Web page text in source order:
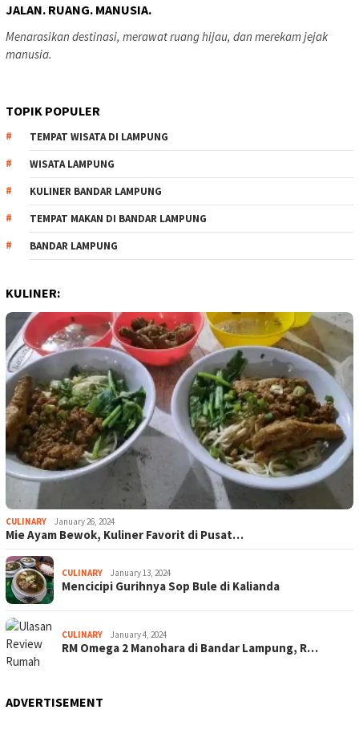
JALAN. RUANG. MANUSIA.
Menarasikan destinasi, merawat ruang hijau, dan merekam jejak
manusia.
TOPIK POPULER
TEMPAT WISATA DI LAMPUNG
WISATA LAMPUNG
KULINER BANDAR LAMPUNG
TEMPAT MAKAN DI BANDAR LAMPUNG
BANDAR LAMPUNG
KULINER:
CULINARY January 26, 2024
Mie Ayam Bewok, Kuliner Favorit di Pusat…
CULINARY January 13, 2024
Mencicipi Gurihnya Sop Bule di Kalianda
CULINARY January 4, 2024
RM Omega 2 Manohara di Bandar Lampung, R…
ADVERTISEMENT